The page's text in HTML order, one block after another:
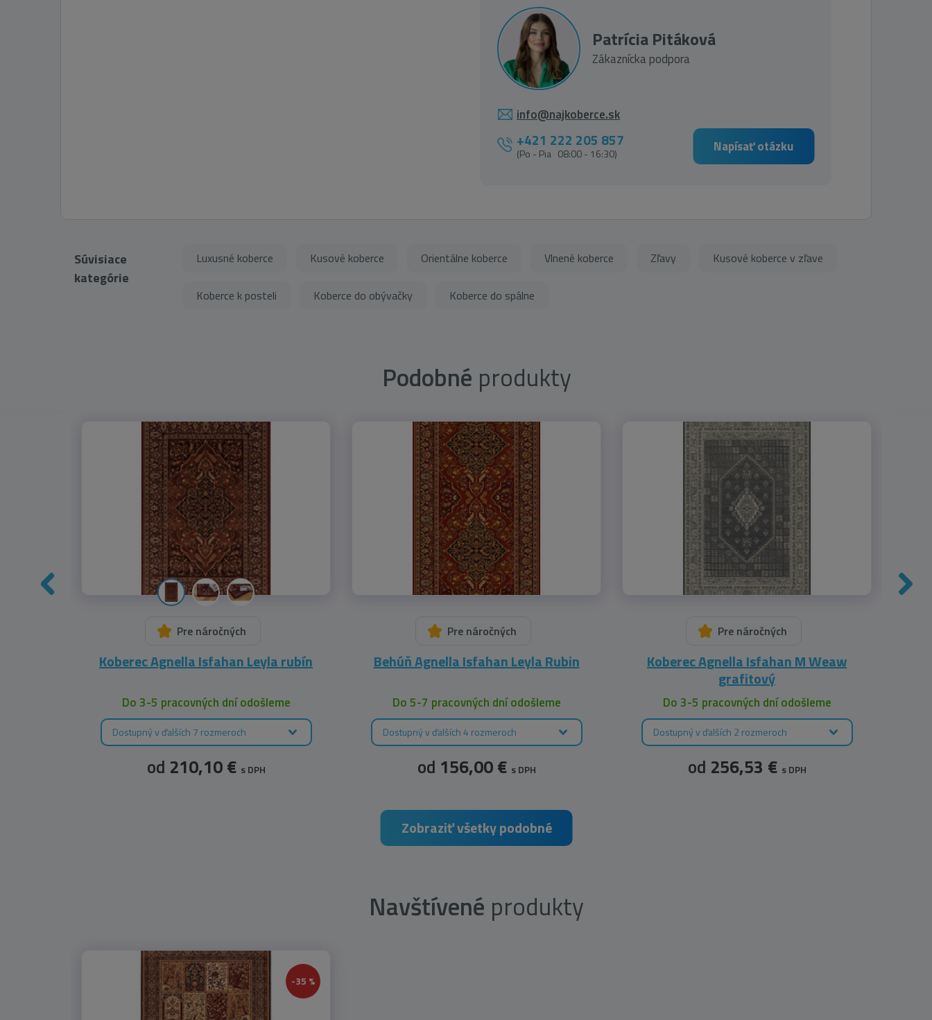
Patrícia Pitáková
Zákaznícka podpora
info@najkoberce.sk
+421 222 205 857
(Po - Pia 08:00 - 16:30) Napísať otázku
Súvisiace
kategórie
Luxusné koberce Kusové koberce Orientálne koberce Vlnené koberce Zľavy Kusové koberce v zľave
Koberce k posteli Koberce do obývačky Koberce do spálne
Podobné produkty
Pre náročných
Koberec Agnella Isfahan Leyla rubín
Do 3-5 pracovných dní odošleme
Dostupný v ďalších 7 rozmeroch
od 210,10 € s DPH
Pre náročných
Behúň Agnella Isfahan Leyla Rubin
Do 5-7 pracovných dní odošleme
Dostupný v ďalších 4 rozmeroch
od 156,00 € s DPH
Pre náročných
Koberec Agnella Isfahan M Weaw
grafitový
Do 3-5 pracovných dní odošleme
Dostupný v ďalších 2 rozmeroch
od 256,53 € s DPH
Zobraziť všetky podobné
Navštívené produkty
-35 %